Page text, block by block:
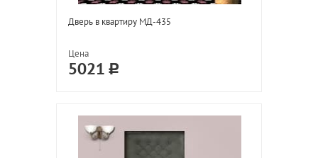
Дверь в квартиру МД-435
Цена
5021